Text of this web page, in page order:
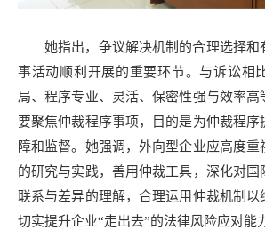
她指出，争议解决机制的合理选择和
事活动顺利开展的重要环节。与诉讼相
局、程序专业、灵活、保密性强与效率高
要聚焦仲裁程序事项，目的是为仲裁程序
障和监督。她强调，外向型企业应高度重
的研究与实践，善用仲裁工具，深化对国
联系与差异的理解，合理运用仲裁机制以
切实提升企业“走出去”的法律风险应对能